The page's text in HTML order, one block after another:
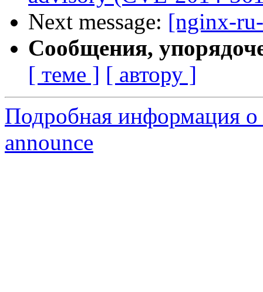
Next message: [nginx-
Сообщения,
[ теме ] [ автору ]
Подробная информация
announce